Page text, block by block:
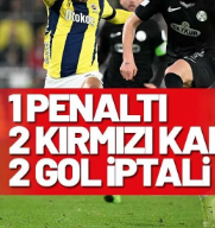
Ekonomi
Forum
Gerçeğin İzinde
Gün Başlıyor